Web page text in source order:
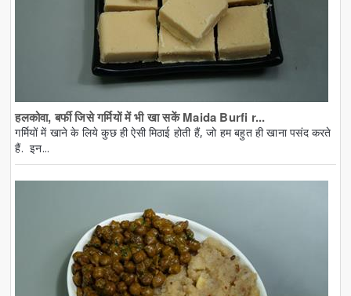
हलकोवा, बर्फी जिसे गर्मियों में भी खा सकें Maida Burfi r...
गर्मियों में खाने के लिये कुछ ही ऐसी मिठाई होती हैं, जो हम बहुत ही खाना पसंद करते
हैं. इन...